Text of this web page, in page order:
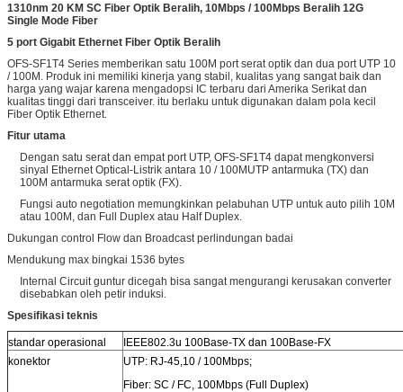
1310nm 20 KM SC Fiber Optik Beralih, 10Mbps / 100Mbps Beralih 12G
Single Mode Fiber
5 port Gigabit Ethernet Fiber Optik Beralih
OFS-SF1T4 Series memberikan satu 100M port serat optik dan dua port UTP 10
/ 100M. Produk ini memiliki kinerja yang stabil, kualitas yang sangat baik dan
harga yang wajar karena mengadopsi IC terbaru dari Amerika Serikat dan
kualitas tinggi dari transceiver. itu berlaku untuk digunakan dalam pola kecil
Fiber Optik Ethernet.
Fitur utama
Dengan satu serat dan empat port UTP, OFS-SF1T4 dapat mengkonversi
sinyal Ethernet Optical-Listrik antara 10 / 100MUTP antarmuka (TX) dan
100M antarmuka serat optik (FX).
Fungsi auto negotiation memungkinkan pelabuhan UTP untuk auto pilih 10M
atau 100M, dan Full Duplex atau Half Duplex.
Dukungan control Flow dan Broadcast perlindungan badai
Mendukung max bingkai 1536 bytes
Internal Circuit guntur dicegah bisa sangat mengurangi kerusakan converter
disebabkan oleh petir induksi.
Spesifikasi teknis
standar operasional
IEEE802.3u 100Base-TX dan 100Base-FX
konektor
UTP: RJ-45,10 / 100Mbps;
Fiber: SC / FC, 100Mbps (Full Duplex)